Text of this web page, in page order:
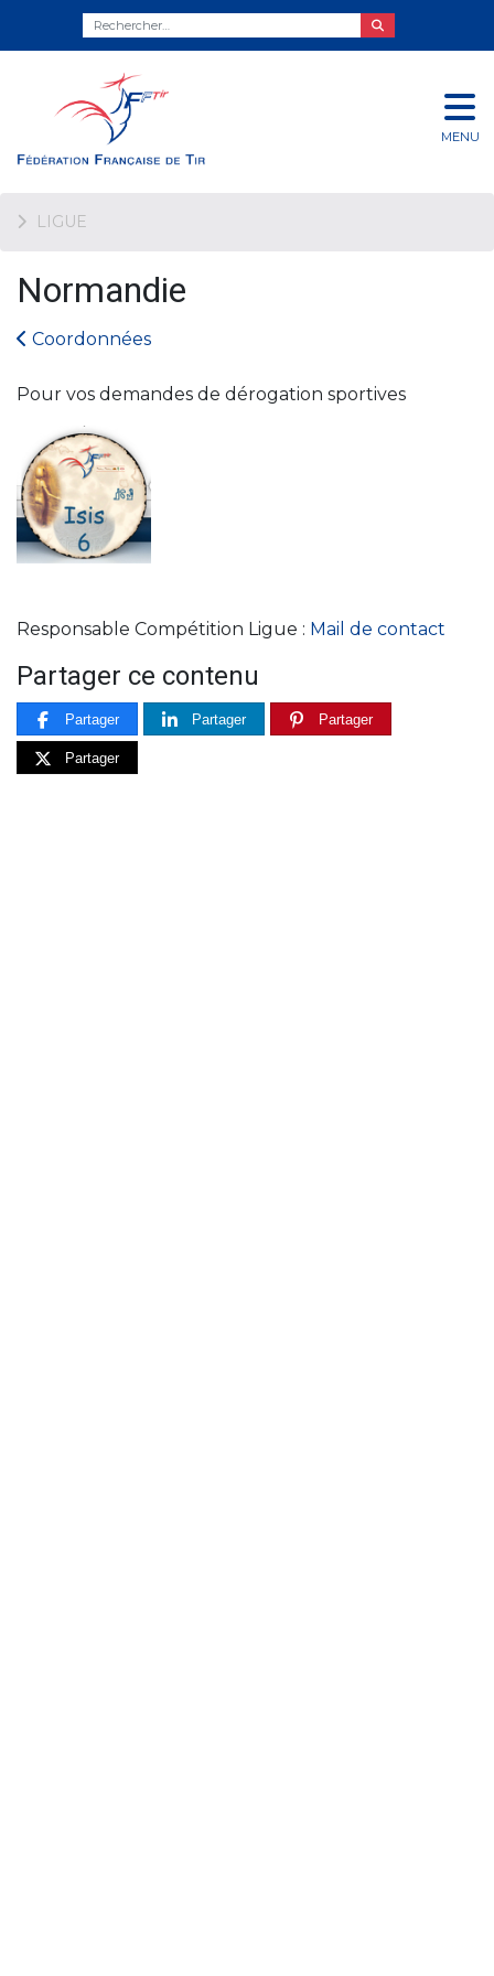
MENU
LIGUE
Normandie
Coordonnées
Pour vos demandes de dérogation sportives
Responsable Compétition Ligue : Mail de contact
Partager ce contenu
Partager Partager Partager
Partager